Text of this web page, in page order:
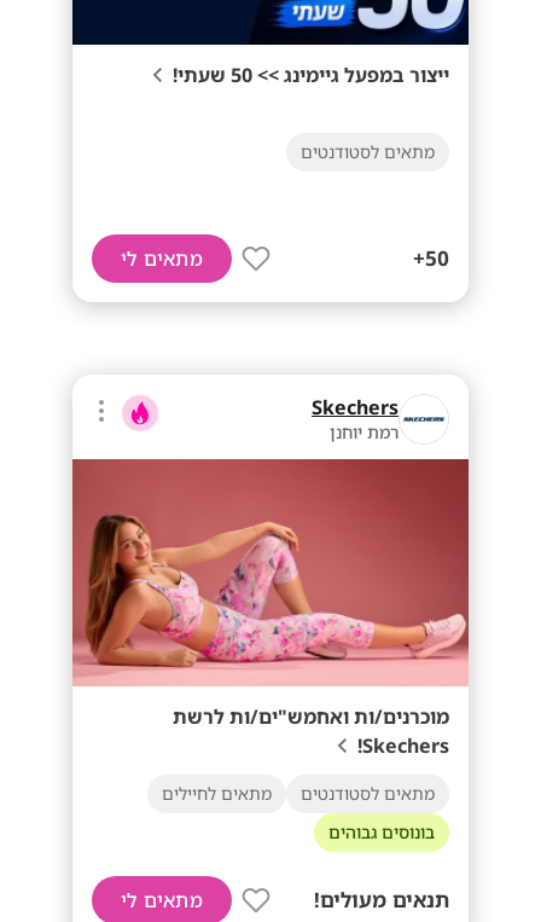
ייצור במפעל גיימינג >> 50 שעתי!
מתאים לסטודנטים
50+ מתאים לי
Skechers
רמת יוחנן
מוכרנים/ות ואחמש"ים/ות לרשת
Skechers!
מתאים לסטודנטים
מתאים לחיילים
בונוסים גבוהים
תנאים מעולים! מתאים לי